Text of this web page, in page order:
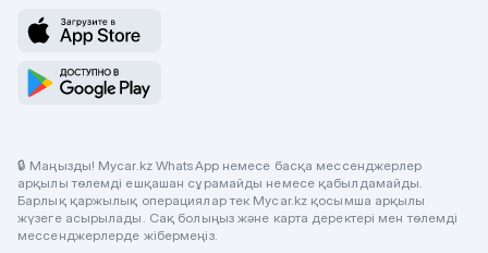
🔒 Маңызды! Mycar.kz WhatsApp немесе басқа мессенджерлер
арқылы төлемді ешқашан сұрамайды немесе қабылдамайды.
Барлық қаржылық операциялар тек Mycar.kz қосымша арқылы
жүзеге асырылады. Сақ болыңыз және карта деректері мен төлемді
мессенджерлерде жібермеңіз.